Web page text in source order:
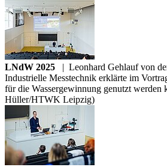
LNdW 2025 | Leonhard Gehlauf von
Industrielle Messtechnik erklärte im
für die Wassergewinnung genutzt werden
Hüller/HTWK Leipzig)